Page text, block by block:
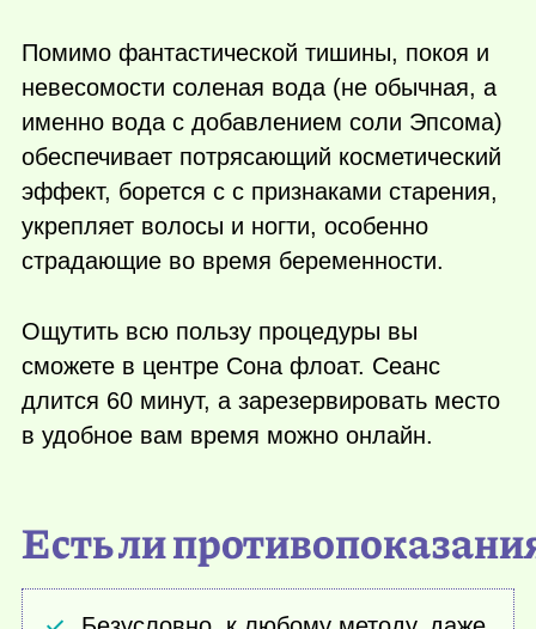
Помимо фантастической тишины, покоя и
невесомости соленая вода (не обычная, а
именно вода с добавлением соли Эпсома)
обеспечивает потрясающий косметический
эффект, борется с с признаками старения,
укрепляет волосы и ногти, особенно
страдающие во время беременности.
Ощутить всю пользу процедуры вы
сможете в центре Сона флоат. Сеанс
длится 60 минут, а зарезервировать место
в удобное вам время можно онлайн.
Есть ли